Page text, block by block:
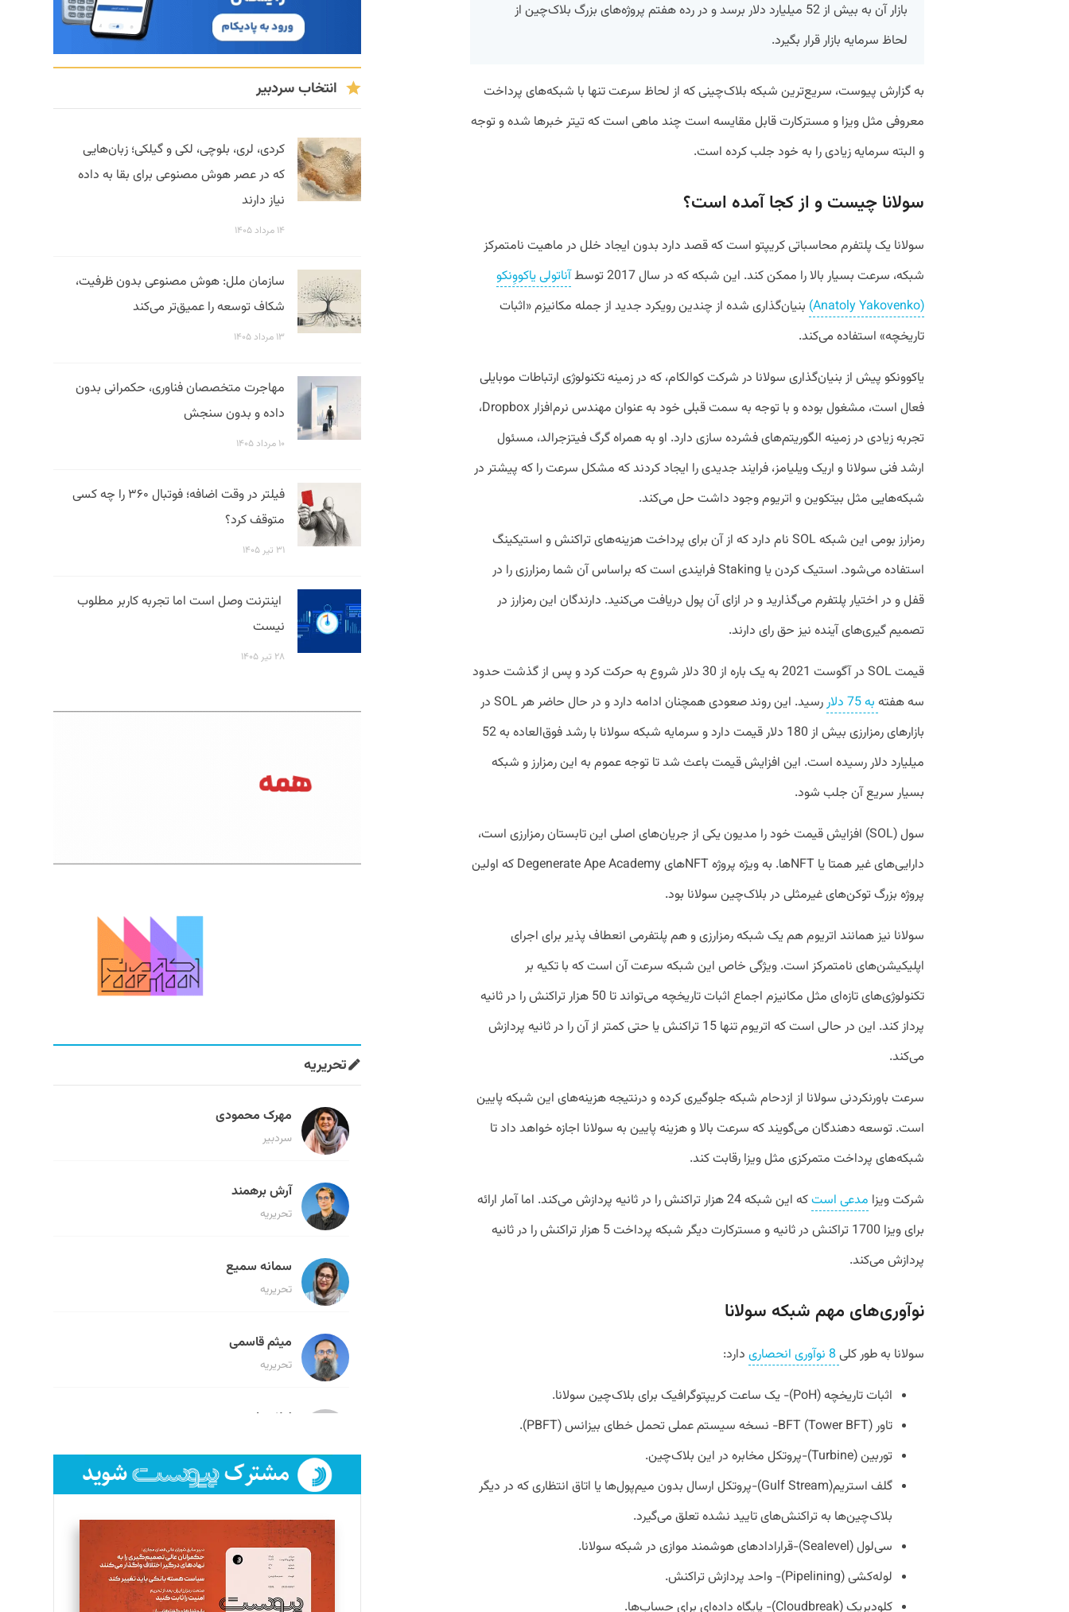
بازار آن به بیش از 52 میلیارد دلار برسد و در رده هفتم پروژه‌های بزرگ بلاک‌چین از
لحاظ سرمایه بازار قرار بگیرد.
به گزارش پیوست، سریع‌ترین شبکه بلاک‌چینی که از لحاظ سرعت تنها با شبکه‌‌های پرداخت
معروفی مثل ویزا و مسترکارت قابل مقایسه است چند ماهی است که تیتر خبرها شده و توجه
و البته سرمایه زیادی را به خود جلب کرده است.
سولانا چیست و از کجا آمده است؟
سولانا یک پلتفرم محاسباتی کریپتو است که قصد دارد بدون ایجاد خلل در ماهیت نامتمرکز
شبکه، سرعت بسیار بالا را ممکن کند. این شبکه که در سال 2017 توسط
آناتولی یاکووِنکو
(Anatoly Yakovenko)
بنیان‌گذاری شده از چندین رویکرد جدید از جمله مکانیزم «اثبات
تاریخچه» استفاده می‌کند.
یاکوونکو پیش از بنیان‌گذاری سولانا در شرکت کوالکام، که در زمینه تکنولوژی ارتباطات موبایلی
فعال است، مشغول بوده و با توجه به سمت قبلی خود به عنوان مهندس نرم‌افزار Dropbox،
تجربه زیادی در زمینه الگوریتم‌های فشرده سازی دارد. او به همراه گرگ فیتزجرالد، مسئول
ارشد فنی سولانا و اریک ویلیامز، فرایند جدیدی را ایجاد کردند که مشکل سرعت را که پیشتر در
شبکه‌هایی مثل بیتکوین و اتریوم وجود داشت حل می‌کند.
رمزارز بومی این شبکه SOL نام دارد که از آن برای پرداخت هزینه‌های تراکنش و استیکینگ
استفاده می‌شود. استیک کردن یا Staking فرایندی است که براساس آن شما رمزارزی را در
قفل و در اختیار پلتفرم می‌گذارید و در ازای آن پول دریافت می‌کنید. دارندگان این رمزارز در
تصمیم گیری‌های آینده نیز حق رای دارند.
قیمت SOL در آگوست 2021 به یک باره از 30 دلار شروع به حرکت کرد و پس از گذشت حدود
سه هفته به 75 دلار
رسید. این روند صعودی همچنان ادامه دارد و در حال حاضر هر SOL در
بازارهای رمزارزی بیش از 180 دلار قیمت دارد و سرمایه شبکه سولانا با رشد فوق‌العاده به 52
میلیارد دلار رسیده است. این افزایش قیمت باعث شد تا توجه عموم به این رمزارز و شبکه
بسیار سریع آن جلب شود.
سول (SOL) افزایش قیمت خود را مدیون یکی از جریان‌های اصلی این تابستان رمزارزی است،
دارایی‌های غیر همتا یا NFTها. به ویژه پروژه NFTهای Degenerate Ape Academy که اولین
پروژه بزرگ توکن‌های غیرمثلی در بلاک‌چین سولانا بود.
سولانا نیز همانند اتریوم هم یک شبکه رمزارزی و هم پلتفرمی انعطاف پذیر برای اجرای
اپلیکیشن‌های نامتمرکز است. ویژگی خاص این شبکه سرعت آن است که با تکیه بر
تکنولوژی‌های تازه‌ای مثل مکانیزم اجماع اثبات تاریخچه می‌تواند تا 50 هزار تراکنش را در ثانیه
پرداز کند. این در حالی است که اتریوم تنها 15 تراکنش یا حتی کمتر از آن را در ثانیه پردازش
می‌کند.
سرعت باورنکردنی سولانا از ازدحام شبکه جلوگیری کرده و درنتیجه هزینه‌های این شبکه پایین
است. توسعه دهندگان می‌گویند که سرعت بالا و هزینه پایین به سولانا اجازه خواهد داد تا
شبکه‌های پرداخت متمرکزی مثل ویزا رقابت کند.
شرکت ویزا مدعی است
که این شبکه 24 هزار تراکنش را در ثانیه پردازش می‌کند. اما آمار ارائه
برای ویزا 1700 تراکنش در ثانیه و مسترکارت دیگر شبکه پرداخت 5 هزار تراکنش را در ثانیه
پردازش می‌کند.
نوآوری‌های مهم شبکه سولانا
سولانا به طور کلی دارد:
اثبات تاریخچه (PoH)- یک ساعت کریپتوگرافیک برای بلاک‌چین سولانا.
تاور BFT (Tower BFT)- نسخه سیستم عملی تحمل خطای بیزانس (PBFT).
توربین (Turbine)-پروتکل مخابره‌ در این بلاک‌چین.
گلف استریم(Gulf Stream)-پروتکل ارسال بدون میم‌پول‌ها یا اتاق انتظاری که در دیگر
بلاک‌چین‌ها به تراکنش‌های تایید نشده تعلق می‌گیرد.
سی‌لول (Sealevel)-قراراداد‌های هوشمند موازی در شبکه سولانا.
لوله‌کشی (Pipelining)- واحد پردازش تراکنش.
کلودبریک (Cloudbreak)- پایگاه داده‌ای برای حساب‌ها.
انتخاب سردبیر
کردی، لری، بلوچی، لکی و گیلکی؛ زبان‌هایی
که در عصر هوش مصنوعی برای بقا به داده
نیاز دارند
۱۴ مرداد ۱۴۰۵
سازمان ملل: هوش مصنوعی بدون ظرفیت،
شکاف توسعه را عمیق‌تر می‌کند
۱۳ مرداد ۱۴۰۵
مهاجرت متخصصان فناوری، حکمرانی بدون
داده و بدون سنجش
۱۰ مرداد ۱۴۰۵
فیلتر در وقت اضافه؛ فوتبال ۳۶۰ را چه کسی
متوقف کرد؟
۳۱ تیر ۱۴۰۵
اینترنت وصل است اما تجربه کاربر مطلوب
نیست
۲۸ تیر ۱۴۰۵
تحریریه
مهرک محمودی
سردبیر
آرش برهمند
تحریریه
سمانه سمیع
تحریریه
میثم قاسمی
تحریریه
لیلا حنارود
فائزه فتحی رستمی
تحریریه
سروش کرمیان
تحریریه